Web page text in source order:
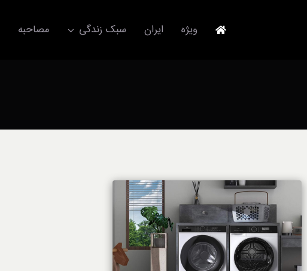
ویژه ایران سبک زندگی
استایل
آداب معاشرت
خودرو
مصاحبه